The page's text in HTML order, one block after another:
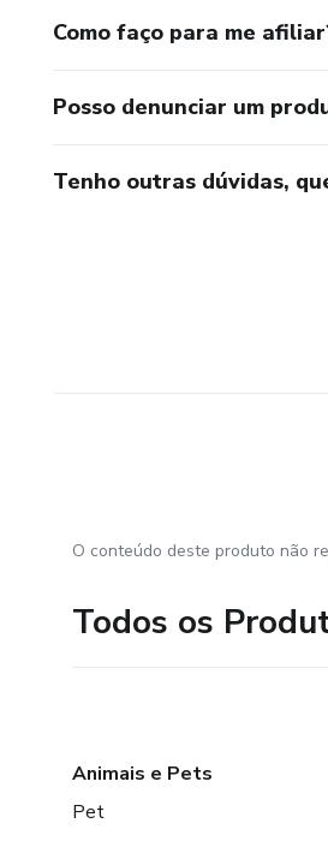
Como faço para me
Posso denunciar um
Tenho outras dúvidas,
O conteúdo deste produto não
Todos os
Animais e Pets
Pet